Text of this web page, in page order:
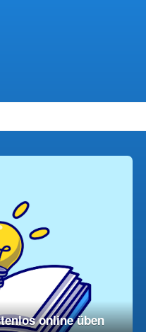
online üben